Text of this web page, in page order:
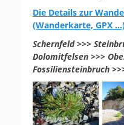
Die Details zur
(Wanderkarte, GPX
Schernfeld >>>
Dolomitfelsen >>>
Fossiliensteinbruch